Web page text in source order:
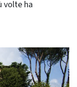
volte ha